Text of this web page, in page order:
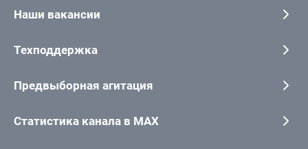
Наши вакансии
Техподдержка
Предвыборная агитация
Статистика канала в MAX